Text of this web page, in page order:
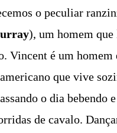
o peculiar
), um homem que
Vincent é um homem
que vive
o dia bebendo e
de cavalo.